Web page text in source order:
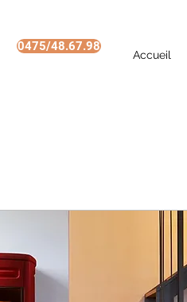
0475/48.67.98
Accueil